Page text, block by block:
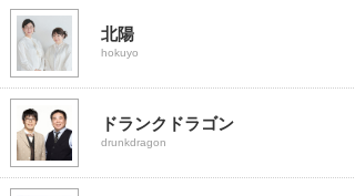
北陽
hokuyo
ドランクドラゴン
drunkdragon